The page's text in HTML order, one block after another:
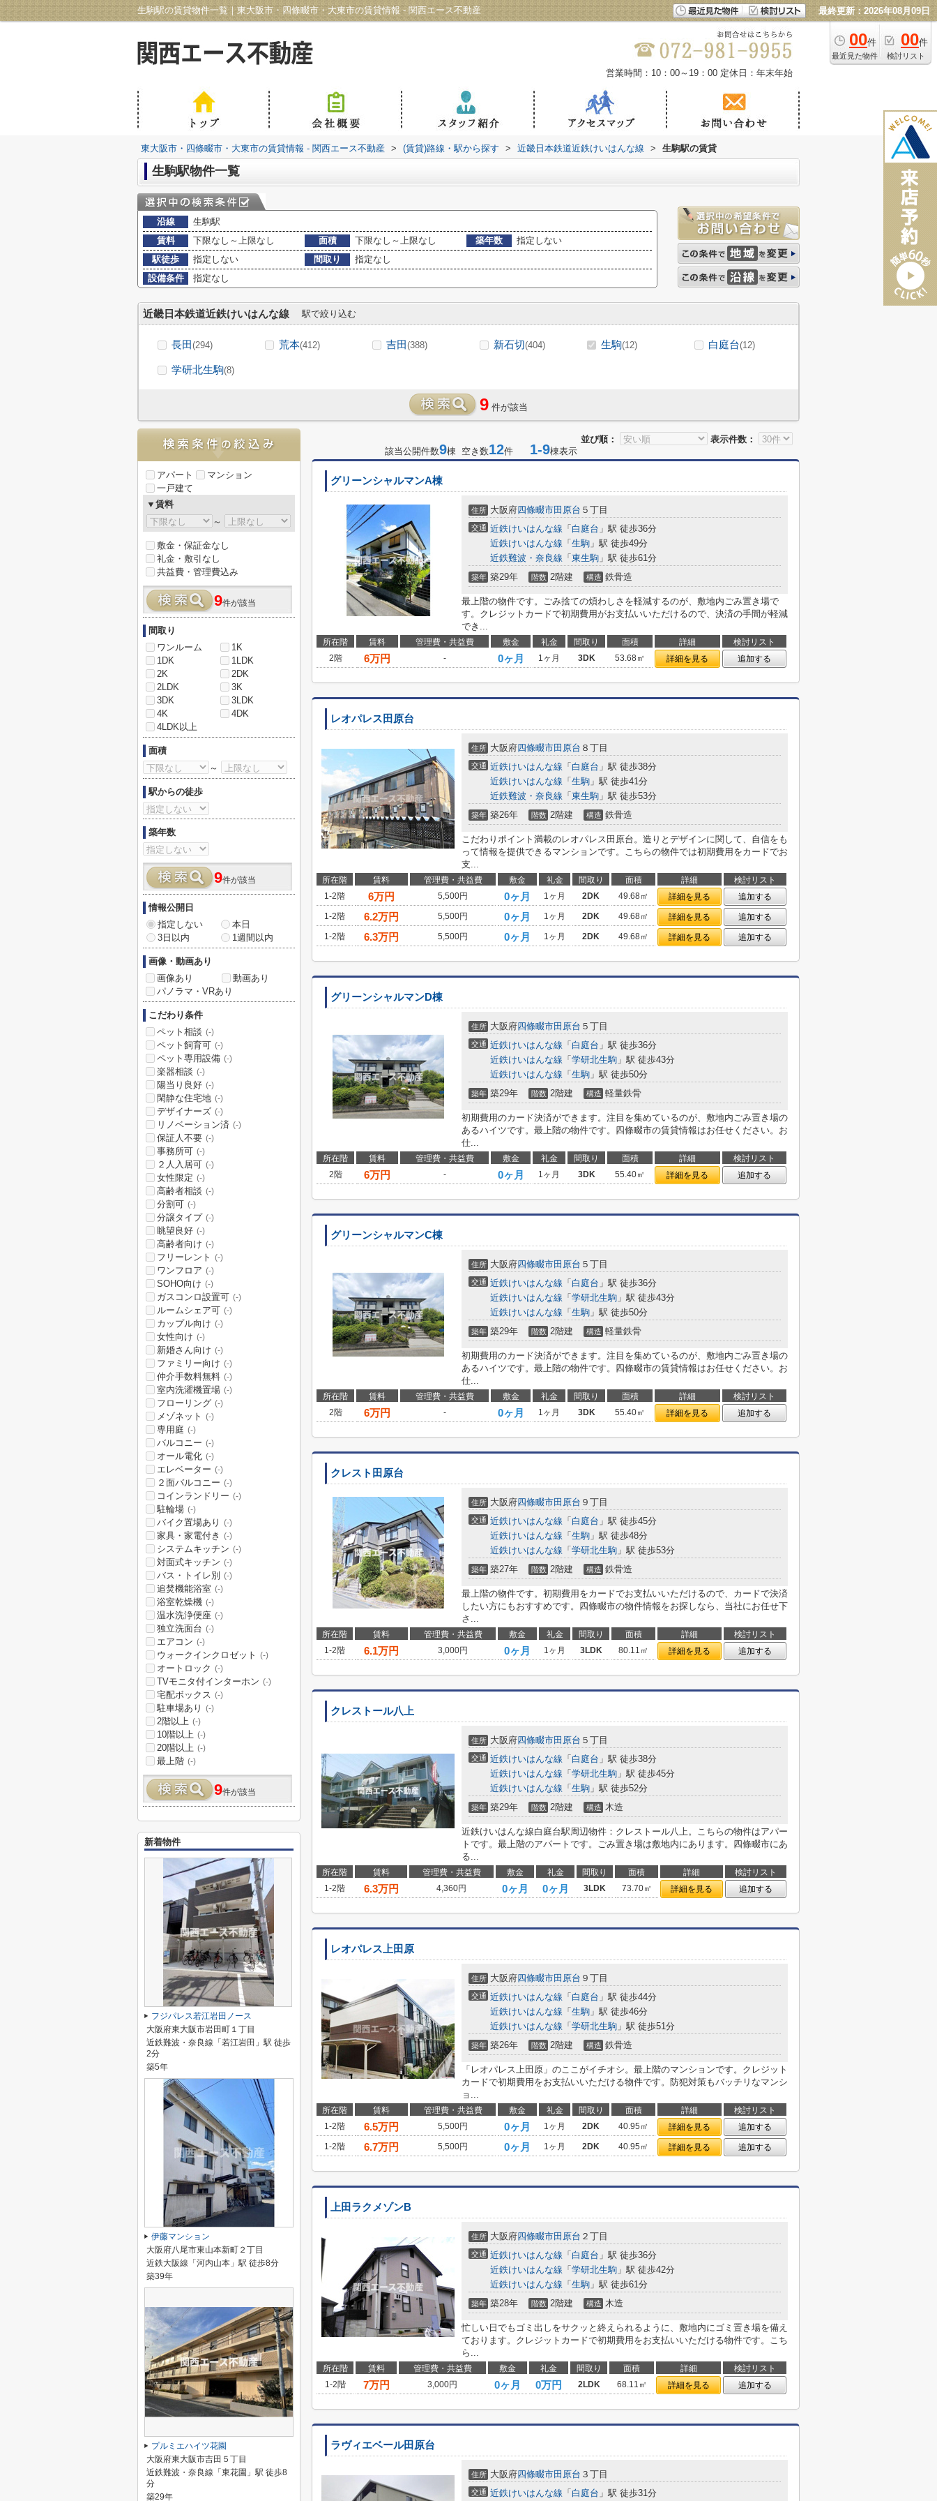
生駒駅の賃貸物件一覧｜東大阪市・四條畷市・大東市の賃貸情報 - 関西エース不動産 最終更新：2026年08月09日
00件
最近見た物件
00件
検討リスト
営業時間：10：00～19：00 定休日：年末年始
東大阪市・四條畷市・大東市の賃貸情報 - 関西エース不動産 > (賃貸)路線・駅から探す > 近畿日本鉄道近鉄けいはんな線 > 生駒駅の賃貸
生駒駅物件一覧
沿線
生駒駅
賃料
下限なし～上限なし 面積 下限なし～上限なし 築年数
指定しない
駅徒歩
指定しない 間取り
指定なし
設備条件
指定なし
近畿日本鉄道近鉄けいはんな線 駅で絞り込む
長田(294) 荒本(412) 吉田(388) 新石切(404) 生駒(12) 白庭台(12)
学研北生駒(8)
9 件が該当
並び順：
表示件数：
該当公開件数9棟 空き数12件 1-9棟表示
グリーンシャルマンA棟
住所 大阪府四條畷市田原台 ５丁目
交通 近鉄けいはんな線 「 白庭台 」駅 徒歩36分
近鉄けいはんな線 「 生駒 」駅 徒歩49分
近鉄難波・奈良線 「 東生駒 」駅 徒歩61分
築年 築29年 階数 2階建 構造 鉄骨造
最上階の物件です。ごみ捨ての煩わしさを軽減するのが、敷地内ごみ置き場で
す。クレジットカードで初期費用がお支払いいただけるので、決済の手間が軽減
でき...
所在階 賃料 管理費・共益費 敷金 礼金 間取り 面積 詳細
検討リスト
2階
6万円 - 0ヶ月 1ヶ月 3DK 53.68㎡ 詳細を見る 追加する
レオパレス田原台
住所 大阪府四條畷市田原台 ８丁目
交通 近鉄けいはんな線 「 白庭台 」駅 徒歩38分
近鉄けいはんな線 「 生駒 」駅 徒歩41分
近鉄難波・奈良線 「 東生駒 」駅 徒歩53分
築年 築26年 階数 2階建 構造 鉄骨造
こだわりポイント満載のレオパレス田原台。造りとデザインに関して、自信をも
って情報を提供できるマンションです。こちらの物件では初期費用をカードでお
支...
所在階 賃料 管理費・共益費 敷金 礼金 間取り 面積 詳細
検討リスト
1-2階
6万円 5,500円 0ヶ月 1ヶ月 2DK 49.68㎡ 詳細を見る
追加する
1-2階
6.2万円 5,500円 0ヶ月 1ヶ月 2DK 49.68㎡ 詳細を見る
追加する
1-2階
6.3万円 5,500円 0ヶ月 1ヶ月 2DK 49.68㎡ 詳細を見る 追加する
グリーンシャルマンD棟
住所 大阪府四條畷市田原台 ５丁目
交通 近鉄けいはんな線 「 白庭台 」駅 徒歩36分
近鉄けいはんな線 「 学研北生駒 」駅 徒歩43分
近鉄けいはんな線 「 生駒 」駅 徒歩50分
築年 築29年 階数 2階建 構造 軽量鉄骨
初期費用のカード決済ができます。注目を集めているのが、敷地内ごみ置き場の
あるハイツです。最上階の物件です。四條畷市の賃貸情報はお任せください。お
仕...
所在階 賃料 管理費・共益費 敷金 礼金 間取り 面積 詳細
検討リスト
2階
6万円 - 0ヶ月 1ヶ月 3DK 55.40㎡ 詳細を見る 追加する
グリーンシャルマンC棟
住所 大阪府四條畷市田原台 ５丁目
交通 近鉄けいはんな線 「 白庭台 」駅 徒歩36分
近鉄けいはんな線 「 学研北生駒 」駅 徒歩43分
近鉄けいはんな線 「 生駒 」駅 徒歩50分
築年 築29年 階数 2階建 構造 軽量鉄骨
初期費用のカード決済ができます。注目を集めているのが、敷地内ごみ置き場の
あるハイツです。最上階の物件です。四條畷市の賃貸情報はお任せください。お
仕...
所在階 賃料 管理費・共益費 敷金 礼金 間取り 面積 詳細
検討リスト
2階
6万円 - 0ヶ月 1ヶ月 3DK 55.40㎡ 詳細を見る 追加する
クレスト田原台
住所 大阪府四條畷市田原台 ９丁目
交通 近鉄けいはんな線 「 白庭台 」駅 徒歩45分
近鉄けいはんな線 「 生駒 」駅 徒歩48分
近鉄けいはんな線 「 学研北生駒 」駅 徒歩53分
築年 築27年 階数 2階建 構造 鉄骨造
最上階の物件です。初期費用をカードでお支払いいただけるので、カードで決済
したい方にもおすすめです。四條畷市の物件情報をお探しなら、当社にお任せ下
さ...
所在階 賃料 管理費・共益費 敷金 礼金 間取り 面積 詳細
検討リスト
1-2階
6.1万円 3,000円 0ヶ月 1ヶ月 3LDK 80.11㎡ 詳細を見る 追加する
クレストール八上
住所 大阪府四條畷市田原台 ５丁目
交通 近鉄けいはんな線 「 白庭台 」駅 徒歩38分
近鉄けいはんな線 「 学研北生駒 」駅 徒歩45分
近鉄けいはんな線 「 生駒 」駅 徒歩52分
築年 築29年 階数 2階建 構造 木造
近鉄けいはんな線白庭台駅周辺物件：クレストール八上。こちらの物件はアパー
トです。最上階のアパートです。ごみ置き場は敷地内にあります。四條畷市にあ
る...
所在階 賃料 管理費・共益費 敷金 礼金 間取り 面積 詳細
検討リスト
1-2階
6.3万円 4,360円 0ヶ月 0ヶ月 3LDK 73.70㎡ 詳細を見る 追加する
レオパレス上田原
住所 大阪府四條畷市田原台 ９丁目
交通 近鉄けいはんな線 「 白庭台 」駅 徒歩44分
近鉄けいはんな線 「 生駒 」駅 徒歩46分
近鉄けいはんな線 「 学研北生駒 」駅 徒歩51分
築年 築26年 階数 2階建 構造 鉄骨造
「レオパレス上田原」のここがイチオシ。最上階のマンションです。クレジット
カードで初期費用をお支払いいただける物件です。防犯対策もバッチリなマンシ
ョ...
所在階 賃料 管理費・共益費 敷金 礼金 間取り 面積 詳細
検討リスト
1-2階
6.5万円 5,500円 0ヶ月 1ヶ月 2DK 40.95㎡ 詳細を見る
追加する
1-2階
6.7万円 5,500円 0ヶ月 1ヶ月 2DK 40.95㎡ 詳細を見る 追加する
上田ラクメゾンB
住所 大阪府四條畷市田原台 ２丁目
交通 近鉄けいはんな線 「 白庭台 」駅 徒歩36分
近鉄けいはんな線 「 学研北生駒 」駅 徒歩42分
近鉄けいはんな線 「 生駒 」駅 徒歩61分
築年 築28年 階数 2階建 構造 木造
忙しい日でもゴミ出しをサクッと終えられるように、敷地内にゴミ置き場を備え
ております。クレジットカードで初期費用をお支払いいただける物件です。こち
ら...
所在階 賃料 管理費・共益費 敷金 礼金 間取り 面積 詳細
検討リスト
1-2階
7万円 3,000円 0ヶ月 0万円 2LDK 68.11㎡ 詳細を見る 追加する
ラヴィエベール田原台
住所 大阪府四條畷市田原台 ３丁目
交通 近鉄けいはんな線 「 白庭台 」駅 徒歩31分
アパート
マンション
一戸建て
▼賃料
～
敷金・保証金なし
礼金・敷引なし
共益費・管理費込み
9件が該当
間取り
ワンルーム
1K
1DK
1LDK
2K
2DK
2LDK
3K
3DK
3LDK
4K
4DK
4LDK以上
面積
～
駅からの徒歩
築年数
9件が該当
情報公開日
指定しない
本日
3日以内
1週間以内
画像・動画あり
画像あり
動画あり
パノラマ・VRあり
こだわり条件
ペット相談 (-)
ペット飼育可 (-)
ペット専用設備 (-)
楽器相談 (-)
陽当り良好 (-)
閑静な住宅地 (-)
デザイナーズ (-)
リノベーション済 (-)
保証人不要 (-)
事務所可 (-)
２人入居可 (-)
女性限定 (-)
高齢者相談 (-)
分割可 (-)
分譲タイプ (-)
眺望良好 (-)
高齢者向け (-)
フリーレント (-)
ワンフロア (-)
SOHO向け (-)
ガスコンロ設置可 (-)
ルームシェア可 (-)
カップル向け (-)
女性向け (-)
新婚さん向け (-)
ファミリー向け (-)
仲介手数料無料 (-)
室内洗濯機置場 (-)
フローリング (-)
メゾネット (-)
専用庭 (-)
バルコニー (-)
オール電化 (-)
エレベーター (-)
２面バルコニー (-)
コインランドリー (-)
駐輪場 (-)
バイク置場あり (-)
家具・家電付き (-)
システムキッチン (-)
対面式キッチン (-)
バス・トイレ別 (-)
追焚機能浴室 (-)
浴室乾燥機 (-)
温水洗浄便座 (-)
独立洗面台 (-)
エアコン (-)
ウォークインクロゼット (-)
オートロック (-)
TVモニタ付インターホン (-)
宅配ボックス (-)
駐車場あり (-)
2階以上 (-)
10階以上 (-)
20階以上 (-)
最上階 (-)
9件が該当
新着物件
フジパレス若江岩田ノース
大阪府東大阪市岩田町１丁目
近鉄難波・奈良線「若江岩田」駅 徒歩
2分
築5年
伊藤マンション
大阪府八尾市東山本新町２丁目
近鉄大阪線「河内山本」駅 徒歩8分
築39年
プルミエハイツ花園
大阪府東大阪市吉田５丁目
近鉄難波・奈良線「東花園」駅 徒歩8
分
築29年